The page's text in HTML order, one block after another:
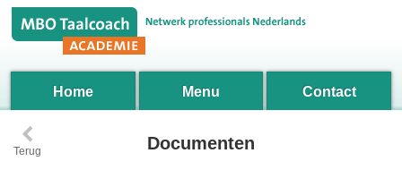
Home Menu Contact
‹
Terug Documenten